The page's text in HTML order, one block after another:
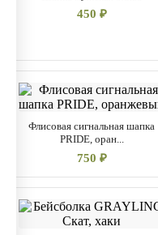
450 ₽
Флисовая сигнальная шапка
PRIDE, оран...
750 ₽